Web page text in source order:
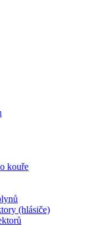
kouře
(hlásiče)